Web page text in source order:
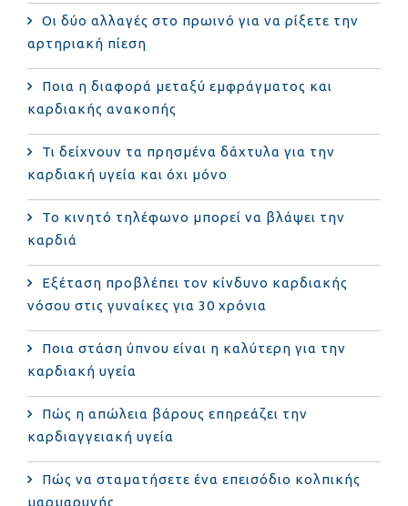
Οι δύο αλλαγές στο πρωινό για να ρίξετε την
αρτηριακή πίεση
Ποια η διαφορά μεταξύ εμφράγματος και
καρδιακής ανακοπής
Τι δείχνουν τα πρησμένα δάχτυλα για την
καρδιακή υγεία και όχι μόνο
Το κινητό τηλέφωνο μπορεί να βλάψει την
καρδιά
Eξέταση προβλέπει τον κίνδυνο καρδιακής
νόσου στις γυναίκες για 30 χρόνια
Ποια στάση ύπνου είναι η καλύτερη για την
καρδιακή υγεία
Πώς η απώλεια βάρους επηρεάζει την
καρδιαγγειακή υγεία
Πώς να σταματήσετε ένα επεισόδιο κολπικής
μαρμαρυγής